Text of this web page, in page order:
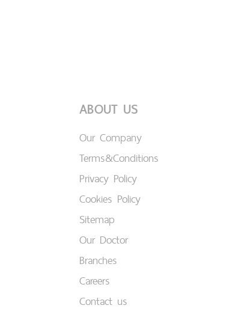
ABOUT US
Our Company
Terms&Conditions
Privacy Policy
Cookies Policy
Sitemap
Our Doctor
Branches
Careers
Contact us